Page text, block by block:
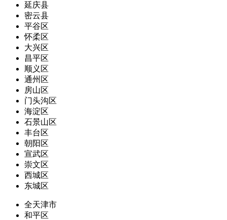
延庆县
密云县
平谷区
怀柔区
大兴区
昌平区
顺义区
通州区
房山区
门头沟区
海淀区
石景山区
丰台区
朝阳区
宣武区
崇文区
西城区
东城区
全天津市
和平区